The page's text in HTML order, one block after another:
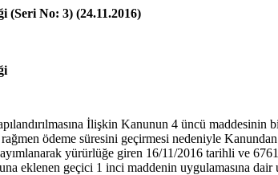
(Seri No: 3) (24.11.2016)
İlişkin Kanunun 4 üncü maddesinin
ödeme süresini geçirmesi nedeniyle
yürürlüğe giren 16/11/2016 tarihli ve
eklenen geçici 1 inci maddenin uygulamasına dair